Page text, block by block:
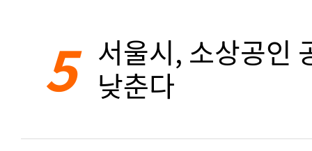
5 서울시, 소상공인
낮춘다